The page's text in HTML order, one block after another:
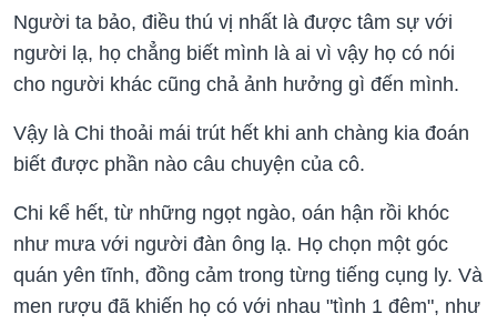
Người ta bảo, điều thú vị nhất là được tâm sự với
người lạ, họ chẳng biết mình là ai vì vậy họ có nói
cho người khác cũng chả ảnh hưởng gì đến mình.
Vậy là Chi thoải mái trút hết khi anh chàng kia đoán
biết được phần nào câu chuyện của cô.
Chi kể hết, từ những ngọt ngào, oán hận rồi khóc
như mưa với người đàn ông lạ. Họ chọn một góc
quán yên tĩnh, đồng cảm trong từng tiếng cụng ly. Và
men rượu đã khiến họ có với nhau "tình 1 đêm", như